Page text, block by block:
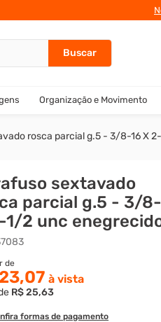
Organização e Movimento
rosca parcial g.5 - 3/8-16 X
sextavado
parcial g.5 - 3/
1/2 unc
R$25,63
formas de pagamento